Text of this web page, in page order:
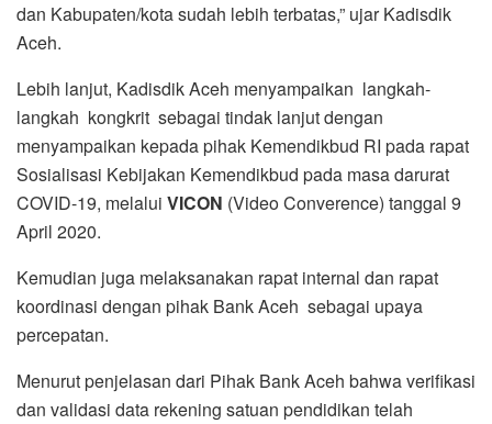
dan Kabupaten/kota sudah lebih terbatas,” ujar Kadisdik
Aceh.
Lebih lanjut, Kadisdik Aceh menyampaikan langkah-
langkah kongkrit sebagai tindak lanjut dengan
menyampaikan kepada pihak Kemendikbud RI pada rapat
Sosialisasi Kebijakan Kemendikbud pada masa darurat
COVID-19, melalui VICON (Video Converence) tanggal 9
April 2020.
Kemudian juga melaksanakan rapat internal dan rapat
koordinasi dengan pihak Bank Aceh sebagai upaya
percepatan.
Menurut penjelasan dari Pihak Bank Aceh bahwa verifikasi
dan validasi data rekening satuan pendidikan telah